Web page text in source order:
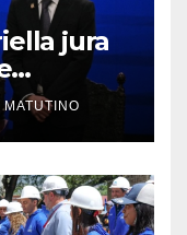
jura
MATUTINO